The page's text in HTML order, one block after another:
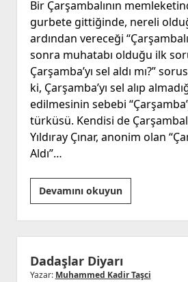
Bir Çarşambalının
gurbete gittiğinde, nereli
ardından vereceği
sonra muhatabı olduğu ilk
Çarşamba’yı sel aldı mı?”
ki, Çarşamba’yı sel alıp
edilmesinin sebebi
türküsü. Kendisi de
Yıldıray Çınar, anonim olan
Aldı”…
Devamını okuyunÇarşamba’yı
Sel
Aldı
Dadaşlar Diyarı
Yazar: Muhammed Kadir Taşci